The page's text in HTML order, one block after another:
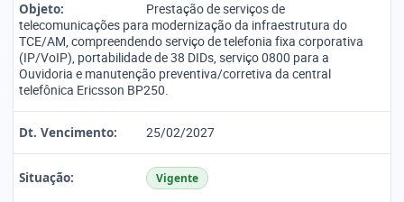
Objeto:
Prestação de serviços de
telecomunicações para modernização da infraestrutura do
TCE/AM, compreendendo serviço de telefonia fixa corporativa
(IP/VoIP), portabilidade de 38 DIDs, serviço 0800 para a
Ouvidoria e manutenção preventiva/corretiva da central
telefônica Ericsson BP250.
Dt. Vencimento: 25/02/2027
Situação: Vigente